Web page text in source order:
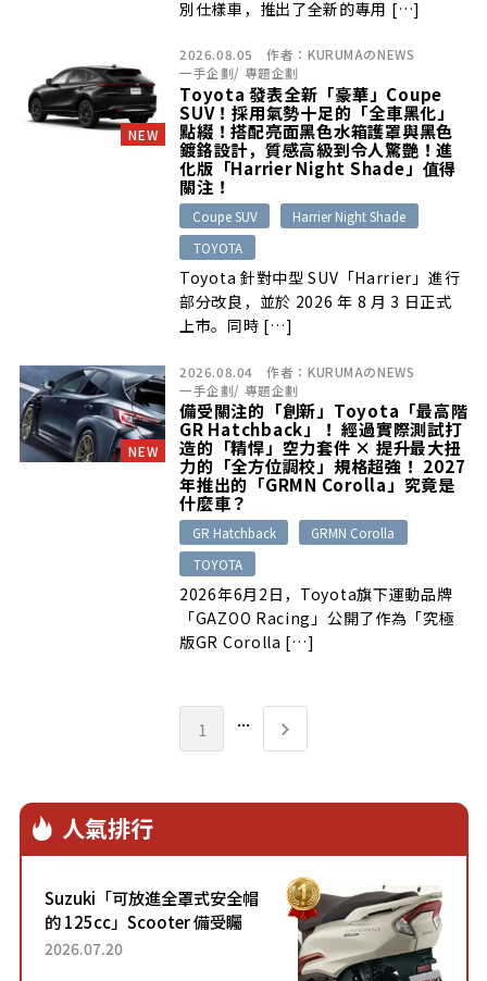
別仕樣車，推出了全新的專用 […]
NEW
2026.08.05 作者： KURUMAのNEWS
一手企劃/ 專題企劃
Toyota 發表全新「豪華」Coupe
SUV！採用氣勢十足的「全車黑化」
點綴！搭配亮面黑色水箱護罩與黑色
鍍鉻設計，質感高級到令人驚艷！進
化版「Harrier Night Shade」值得
關注！
Coupe SUV
Harrier Night Shade
TOYOTA
Toyota 針對中型 SUV「Harrier」進行
部分改良，並於 2026 年 8 月 3 日正式
上市。同時 […]
NEW
2026.08.04 作者： KURUMAのNEWS
一手企劃/ 專題企劃
備受關注的「創新」Toyota「最高階
GR Hatchback」！ 經過實際測試打
造的「精悍」空力套件 × 提升最大扭
力的「全方位調校」規格超強！ 2027
年推出的「GRMN Corolla」究竟是
什麼車？
GR Hatchback
GRMN Corolla
TOYOTA
2026年6月2日，Toyota旗下運動品牌
「GAZOO Racing」公開了作為「究極
版GR Corolla […]
1 ...
人氣排行
Suzuki「可放進全罩式安全帽
的 125cc」Scooter 備受矚
目！採用全新流線設計與各項
2026.07.20